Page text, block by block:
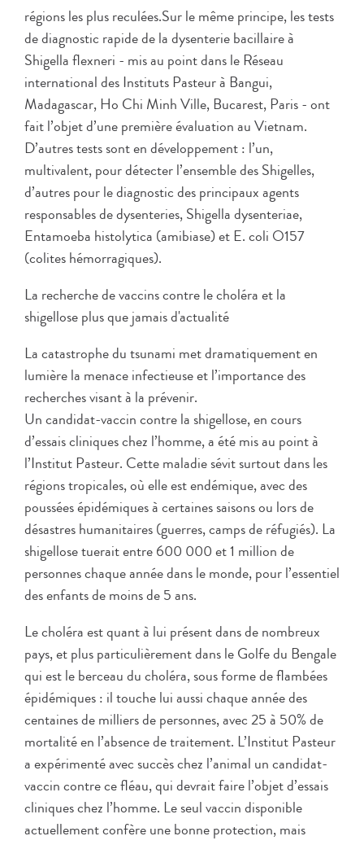
régions les plus reculées.Sur le même principe, les tests
de diagnostic rapide de la dysenterie bacillaire à
Shigella flexneri - mis au point dans le Réseau
international des Instituts Pasteur à Bangui,
Madagascar, Ho Chi Minh Ville, Bucarest, Paris - ont
fait l’objet d’une première évaluation au Vietnam.
D’autres tests sont en développement : l’un,
multivalent, pour détecter l’ensemble des Shigelles,
d’autres pour le diagnostic des principaux agents
responsables de dysenteries, Shigella dysenteriae,
Entamoeba histolytica (amibiase) et E. coli O157
(colites hémorragiques).
La recherche de vaccins contre le choléra et la
shigellose plus que jamais d'actualité
La catastrophe du tsunami met dramatiquement en
lumière la menace infectieuse et l’importance des
recherches visant à la prévenir.
Un candidat-vaccin contre la shigellose, en cours
d’essais cliniques chez l’homme, a été mis au point à
l’Institut Pasteur. Cette maladie sévit surtout dans les
régions tropicales, où elle est endémique, avec des
poussées épidémiques à certaines saisons ou lors de
désastres humanitaires (guerres, camps de réfugiés). La
shigellose tuerait entre 600 000 et 1 million de
personnes chaque année dans le monde, pour l’essentiel
des enfants de moins de 5 ans.
Le choléra est quant à lui présent dans de nombreux
pays, et plus particulièrement dans le Golfe du Bengale
qui est le berceau du choléra, sous forme de flambées
épidémiques : il touche lui aussi chaque année des
centaines de milliers de personnes, avec 25 à 50% de
mortalité en l’absence de traitement. L’Institut Pasteur
a expérimenté avec succès chez l’animal un candidat-
vaccin contre ce fléau, qui devrait faire l’objet d’essais
cliniques chez l’homme. Le seul vaccin disponible
actuellement confère une bonne protection, mais